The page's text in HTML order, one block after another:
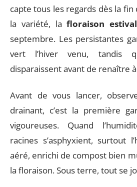
capte tous les regards dès la
la variété, lafloraison
septembre. Les persistantes
vert l’hiver venu, tandis
disparaissent avant de renaître
Avant de vous lancer,
drainant, c’est la première
vigoureuses. Quand
racines s’asphyxient, surtout
aéré, enrichi de compost bien
la floraison. Sous terre, tout se